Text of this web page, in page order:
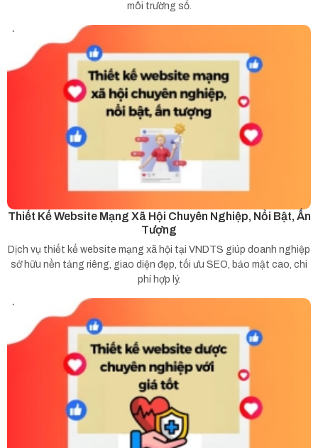
môi trường số.
Thiết Kế Website Mạng Xã Hội Chuyên Nghiệp, Nổi Bật, Ấn
Tượng
Dịch vụ thiết kế website mạng xã hội tại VNDTS giúp doanh nghiệp
sở hữu nền tảng riêng, giao diện đẹp, tối ưu SEO, bảo mật cao, chi
phí hợp lý.